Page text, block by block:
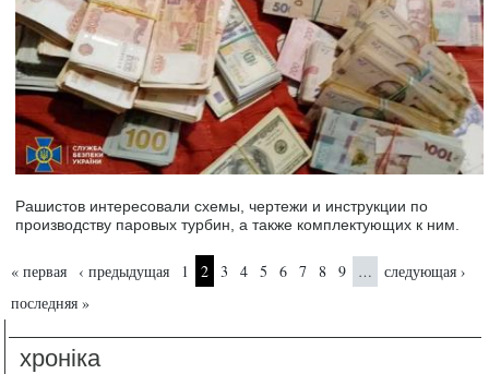
Рашистов интересовали схемы, чертежи и инструкции по
производству паровых турбин, а также комплектующих к ним.
Страницы
« первая ‹ предыдущая 1 2 3 4 5 6 7 8 9 …
следующая ›
последняя »
хроніка